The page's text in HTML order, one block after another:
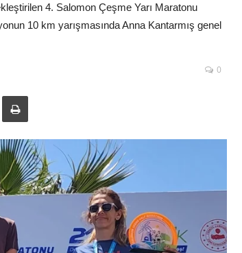
4. Salomon Çeşme Yarı Maratonu
10 km yarışmasında Anna Kantarmış genel
0